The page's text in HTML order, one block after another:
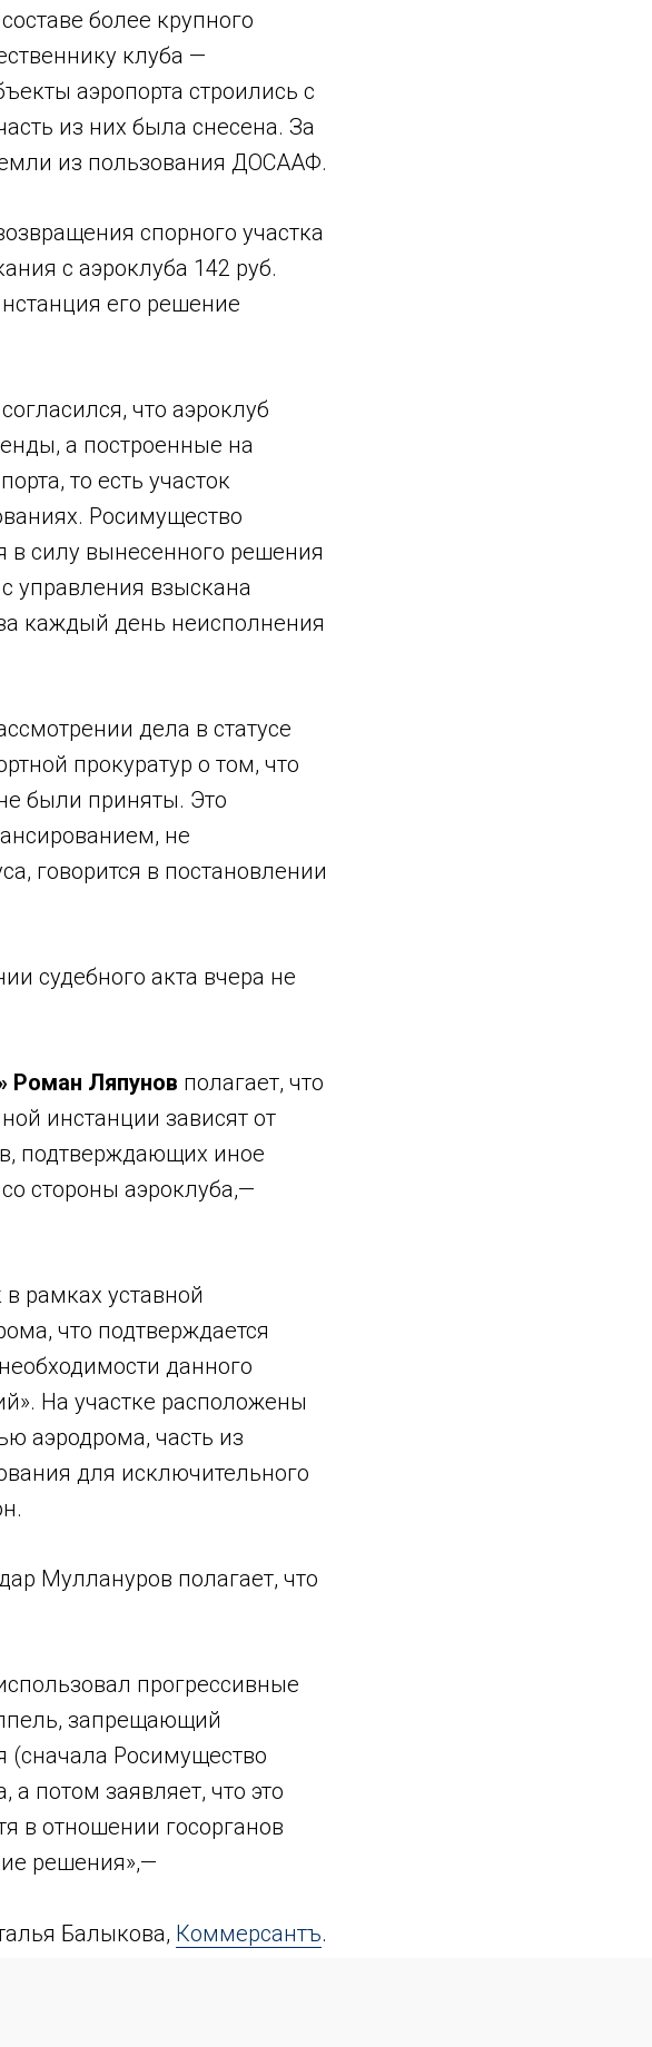
более крупного
клуба —
аэропорта строились с
из них была снесена. За
из пользования ДОСААФ.
спорного участка
с аэроклуба 142 руб.
его решение
что аэроклуб
а построенные на
то есть участок
Росимущество
в силу вынесенного решения
управления взыскана
каждый день неисполнения
дела в статусе
прокуратур о том, что
были приняты. Это
не
говорится в постановлении
судебного акта вчера не
Роман Ляпунов полагает, что
инстанции зависят от
подтверждающих иное
стороны аэроклуба,—
в рамках уставной
что подтверждается
данного
На участке расположены
аэродрома, часть из
для исключительного
Муллануров полагает, что
прогрессивные
запрещающий
(сначала Росимущество
а потом заявляет, что это
в отношении госорганов
решения»,—
Балыкова, Коммерсантъ.